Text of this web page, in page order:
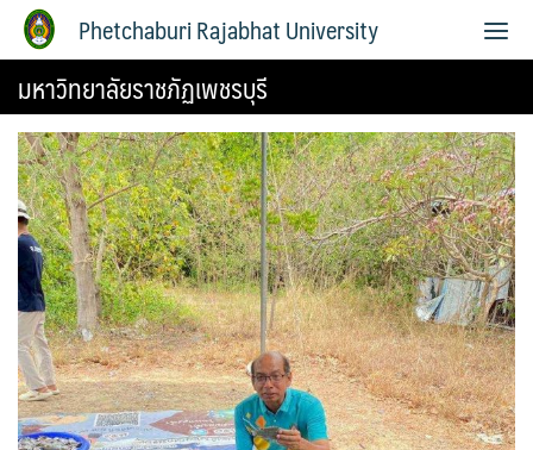
Phetchaburi Rajabhat University
มหาวิทยาลัยราชภัฏเพชรบุรี